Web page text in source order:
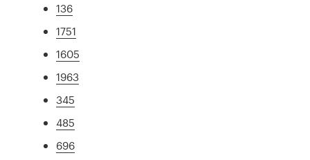
136
1751
1605
1963
345
485
696